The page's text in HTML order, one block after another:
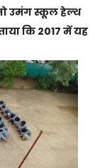
जो उमंग स्कूल हेल्थ
कि 2017 में यह